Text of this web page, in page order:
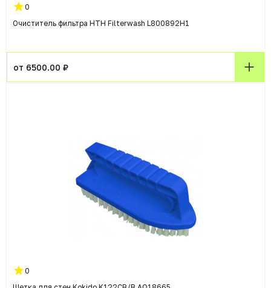
0
Очиститель фильтра HTH Filterwash L800892H1
от 6500.00 ₽
0